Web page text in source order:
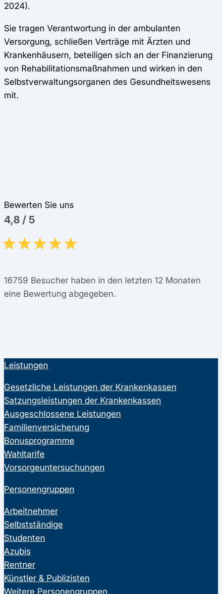
2024).
Sie tragen Verantwortung in der ambulanten
Versorgung, schließen Verträge mit Ärzten und
Krankenhäusern, beteiligen sich an der Finanzierung
von Rehabilitationsmaßnahmen und wirken in den
Selbstverwaltungsorganen des Gesundheitswesens
mit.
Bewerten Sie uns
4,8 / 5
16759 Besucher haben in den letzten 12 Monaten
eine Bewertung abgegeben.
Leistungen
Gesetzliche Leistungen der Krankenkassen
Satzungsleistungen der Krankenkassen
Ausgeschlossene Leistungen
Familienversicherung
Bonusprogramme
Wahltarife
Vorsorgeuntersuchungen
Personengruppen
Arbeitnehmer
Selbstständige
Studenten
Azubis
Rentner
Künstler & Publizisten
Weitere Personengruppen